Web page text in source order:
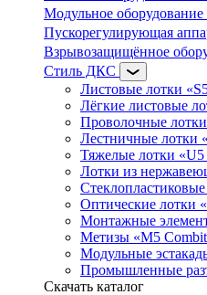
Модульное оборудование
Пускорегулирующая
Взрывозащищённое
Стиль ДКС
Листовые лотки
Лёгкие листовые
Проволочные
Лестничные лотки
Тяжелые лотки «U5
Лотки из
Оптические лотки
Монтажные
Метизы «M5
Модульные
Промышленные
Скачать каталог